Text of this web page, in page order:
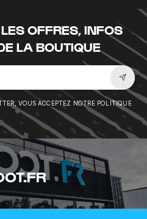
OFFRES, INFOS
LA BOUTIQUE
VOUS ACCEPTEZ NOTRE POLITIQUE